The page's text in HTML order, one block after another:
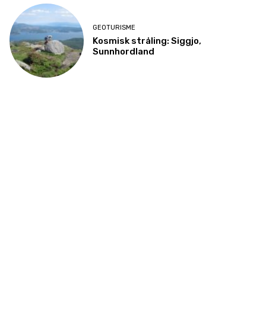
GEOTURISME
Kosmisk stråling: Siggjo,
Sunnhordland